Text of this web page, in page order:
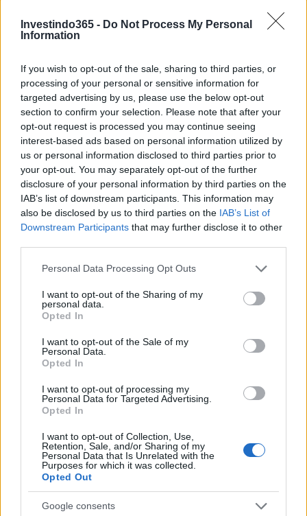
Investindo365 - Do Not Process My Personal
Information
If you wish to opt-out of the sale, sharing to third parties, or
processing of your personal or sensitive information for
targeted advertising by us, please use the below opt-out
section to confirm your selection. Please note that after your
opt-out request is processed you may continue seeing
interest-based ads based on personal information utilized by
us or personal information disclosed to third parties prior to
your opt-out. You may separately opt-out of the further
disclosure of your personal information by third parties on the
IAB’s list of downstream participants. This information may
also be disclosed by us to third parties on the IAB’s List of
Downstream Participants that may further disclose it to other
Please note that this website/app uses one or more Google
not limited to your visit or usage behaviour. You may click to
grant or deny consent to Google and its third-party tags to
use your data for below specified purposes in below Google
consent section.
Personal Data Processing Opt Outs
I want to opt-out of the Sharing of my
personal data.
Opted In
I want to opt-out of the Sale of my
Personal Data.
Opted In
I want to opt-out of processing my
Personal Data for Targeted Advertising.
Opted In
I want to opt-out of Collection, Use,
Retention, Sale, and/or Sharing of my
Personal Data that Is Unrelated with the
Purposes for which it was collected.
Opted Out
Google consents
Continue lendo
NÃO CLASSIFICADO
de 2026 e julho de 2026
Beatriz Almeida · 7 ago 2026
NÃO CLASSIFICADO